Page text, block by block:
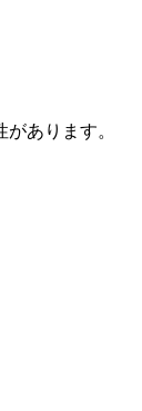
あります。